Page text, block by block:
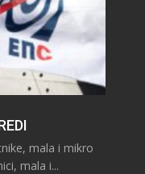
mala i mikro
mala i...